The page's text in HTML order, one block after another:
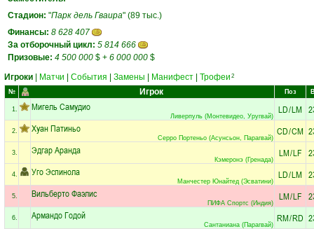
Стадион: "Парк дель Гваира" (89 тыс.)
Финансы: 8 628 407
За отборочный цикл: 5 814 666
Призовые: 4 500 000 $ + 6 000 000 $
Игроки
Матчи События Замены Манифест Трофеи 2
№ Игрок Поз
1. Мигель Самудио
Ливерпуль (Монтевидео, Уругвай)
LD/LM
2. Хуан Патиньо
Серро Портеньо (Асунсьон, Парагвай)
CD/CM
3. Эдгар Аранда
Кэмеронэ (Гренада)
LM/LF
4. Уго Эспинола
Манчестер Юнайтед (Эсватини)
LD/LM
5. Вильберто Фаэлис
ПИФА Спортс (Индия)
LM/LF
6. Армандо Годой
Сантаниана (Парагвай)
RM/RD